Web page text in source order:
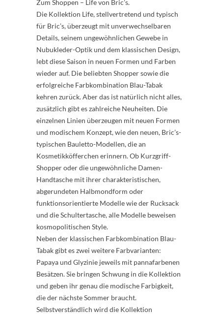
Zum Shoppen – Life von Bric’s.
Die Kollektion Life, stellvertretend und typisch
für Bric’s, überzeugt mit unverwechselbaren
Details, seinem ungewöhnlichen Gewebe in
Nubukleder-Optik und dem klassischen Design,
lebt diese Saison in neuen Formen und Farben
wieder auf. Die beliebten Shopper sowie die
erfolgreiche Farbkombination Blau-Tabak
kehren zurück. Aber das ist natürlich nicht alles,
zusätzlich gibt es zahlreiche Neuheiten. Die
einzelnen Linien überzeugen mit neuen Formen
und modischem Konzept, wie den neuen, Bric’s-
typischen Bauletto-Modellen, die an
Kosmetikköfferchen erinnern. Ob Kurzgriff-
Shopper oder die ungewöhnliche Damen-
Handtasche mit ihrer charakteristischen,
abgerundeten Halbmondform oder
funktionsorientierte Modelle wie der Rucksack
und die Schultertasche, alle Modelle beweisen
kosmopolitischen Style.
Neben der klassischen Farbkombination Blau-
Tabak gibt es zwei weitere Farbvarianten:
Papaya und Glyzinie jeweils mit pannafarbenen
Besätzen. Sie bringen Schwung in die Kollektion
und geben ihr genau die modische Farbigkeit,
die der nächste Sommer braucht.
Selbstverständlich wird die Kollektion